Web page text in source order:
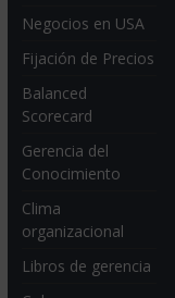
Negocios en USA
Fijación de Precios
Balanced
Scorecard
Gerencia del
Conocimiento
Clima
organizacional
Libros de gerencia